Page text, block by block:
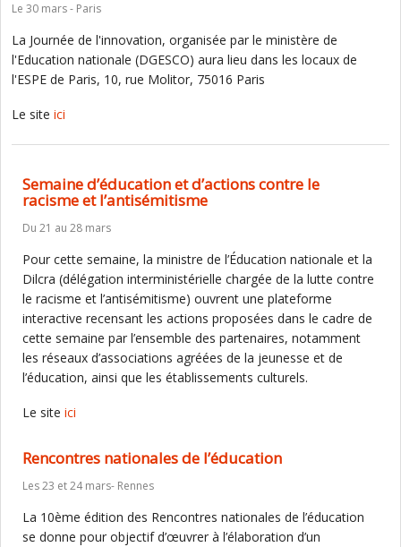
Le 30 mars - Paris
La Journée de l'innovation, organisée par le ministère de
l'Education nationale (DGESCO) aura lieu dans les locaux de
l'ESPE de Paris, 10, rue Molitor, 75016 Paris
Le site ici
Semaine d’éducation et d’actions contre le
racisme et l’antisémitisme
Du 21 au 28 mars
Pour cette semaine, la ministre de l’Éducation nationale et la
Dilcra (délégation interministérielle chargée de la lutte contre
le racisme et l’antisémitisme) ouvrent une plateforme
interactive recensant les actions proposées dans le cadre de
cette semaine par l’ensemble des partenaires, notamment
les réseaux d’associations agréées de la jeunesse et de
l’éducation, ainsi que les établissements culturels.
Le site ici
Rencontres nationales de l’éducation
Les 23 et 24 mars- Rennes
La 10ème édition des Rencontres nationales de l’éducation
se donne pour objectif d’œuvrer à l’élaboration d’un